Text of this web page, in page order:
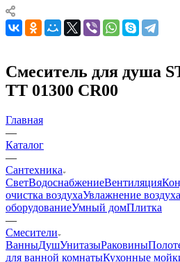
Смеситель для душа
TT 01300 CR00
Главная
—
Каталог
—
Сантехника
СветВодоснабжениеВентиляция
очистка воздухаУвлажнение воздуха
оборудованиеУмный домПлитка
—
Смесители
ВанныДушУнитазыРаковины
для ванной комнатыКухонные